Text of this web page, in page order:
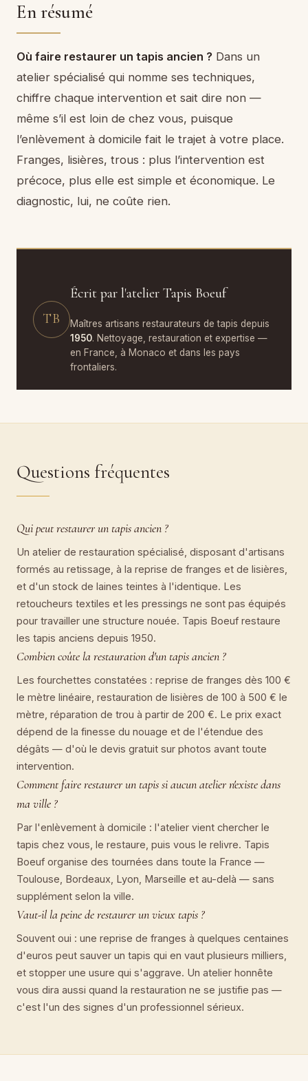
En résumé
Où faire restaurer un tapis ancien ? Dans un
atelier spécialisé qui nomme ses techniques,
chiffre chaque intervention et sait dire non —
même s’il est loin de chez vous, puisque
l’enlèvement à domicile fait le trajet à votre place.
Franges, lisières, trous : plus l’intervention est
précoce, plus elle est simple et économique. Le
diagnostic, lui, ne coûte rien.
TB
Écrit par l'atelier Tapis Boeuf
Maîtres artisans restaurateurs de tapis depuis
1950. Nettoyage, restauration et expertise —
en France, à Monaco et dans les pays
frontaliers.
Questions fréquentes
Qui peut restaurer un tapis ancien ?
Un atelier de restauration spécialisé, disposant d'artisans
formés au retissage, à la reprise de franges et de lisières,
et d'un stock de laines teintes à l'identique. Les
retoucheurs textiles et les pressings ne sont pas équipés
pour travailler une structure nouée. Tapis Boeuf restaure
les tapis anciens depuis 1950.
Combien coûte la restauration d'un tapis ancien ?
Les fourchettes constatées : reprise de franges dès 100 €
le mètre linéaire, restauration de lisières de 100 à 500 € le
mètre, réparation de trou à partir de 200 €. Le prix exact
dépend de la finesse du nouage et de l'étendue des
dégâts — d'où le devis gratuit sur photos avant toute
intervention.
Comment faire restaurer un tapis si aucun atelier n'existe dans
ma ville ?
Par l'enlèvement à domicile : l'atelier vient chercher le
tapis chez vous, le restaure, puis vous le relivre. Tapis
Boeuf organise des tournées dans toute la France —
Toulouse, Bordeaux, Lyon, Marseille et au-delà — sans
supplément selon la ville.
Vaut-il la peine de restaurer un vieux tapis ?
Souvent oui : une reprise de franges à quelques centaines
d'euros peut sauver un tapis qui en vaut plusieurs milliers,
et stopper une usure qui s'aggrave. Un atelier honnête
vous dira aussi quand la restauration ne se justifie pas —
c'est l'un des signes d'un professionnel sérieux.